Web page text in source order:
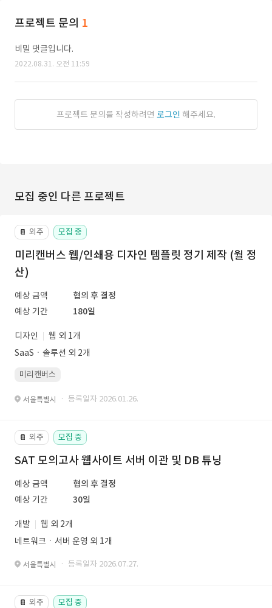
프로젝트 문의 1
비밀 댓글입니다.
2022.08.31. 오전 11:59
프로젝트 문의를 작성하려면 로그인 해주세요.
모집 중인 다른 프로젝트
📔 외주 모집 중
미리캔버스 웹/인쇄용 디자인 템플릿 정기 제작 (월 정
산)
예상 금액
협의 후 결정
예상 기간
180일
디자인
웹 외 1개
SaaSㆍ솔루션 외 2개
미리캔버스
서울특별시 · 등록일자 2026.01.26.
📔 외주 모집 중
SAT 모의고사 웹사이트 서버 이관 및 DB 튜닝
예상 금액
협의 후 결정
예상 기간
30일
개발
웹 외 2개
네트워크ㆍ서버 운영 외 1개
서울특별시 · 등록일자 2026.07.27.
📔 외주 모집 중